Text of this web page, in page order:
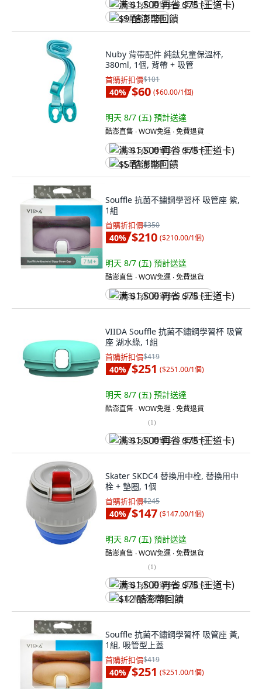
满 $1,500 再省 $75 (王道卡)
$9 酷澎幣回饋
Nuby 背帶配件 純鈦兒童保溫杯,
380ml, 1個, 背帶 + 吸管
首購折扣價$101
40% $60 ($60.00/1個)
明天 8/7 (五) 預計送達
酷澎直售 ∙ WOW免運 ∙ 免費退貨
满 $1,500 再省 $75 (王道卡)
$5 酷澎幣回饋
Souffle 抗菌不鏽鋼學習杯 吸管座 紫,
1組
首購折扣價$350
40% $210 ($210.00/1個)
明天 8/7 (五) 預計送達
酷澎直售 ∙ WOW免運 ∙ 免費退貨
满 $1,500 再省 $75 (王道卡)
VIIDA Souffle 抗菌不鏽鋼學習杯 吸管
座 湖水綠, 1組
首購折扣價$419
40% $251 ($251.00/1個)
明天 8/7 (五) 預計送達
酷澎直售 ∙ WOW免運 ∙ 免費退貨
(1)
满 $1,500 再省 $75 (王道卡)
Skater SKDC4 替換用中栓, 替換用中
栓 + 墊圈, 1個
首購折扣價$245
40% $147 ($147.00/1個)
明天 8/7 (五) 預計送達
酷澎直售 ∙ WOW免運 ∙ 免費退貨
(1)
满 $1,500 再省 $75 (王道卡)
$12 酷澎幣回饋
Souffle 抗菌不鏽鋼學習杯 吸管座 黃,
1組, 吸管型上蓋
首購折扣價$419
40% $251 ($251.00/1個)